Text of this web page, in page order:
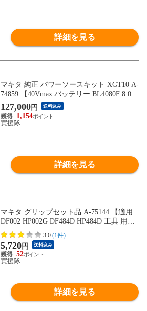
詳細を見る
マキタ 純正 パワーソースキット XGT10 A-
74859 【40Vmax バッテリー BL4080F 8.0A
h 2個 2口 急速充電器 DC40RB ケース セッ
ト makita 正規品 マキタ 純正 日本仕様 マ
キタ正規取扱店 新品】【おしゃれ おすす
127,000円 送料込み
1,154
買援隊
詳細を見る
マキタ グリップセット品 A-75144 【適用
DF002 HP002G DF484D HP484D 工具 用品
makita 純正品 パーツ 部品 消耗品 交換 変
え 替え オプション品】【おしゃれ おすす
め】
3.0 (1件)
5,720円 送料込み
52
買援隊
詳細を見る